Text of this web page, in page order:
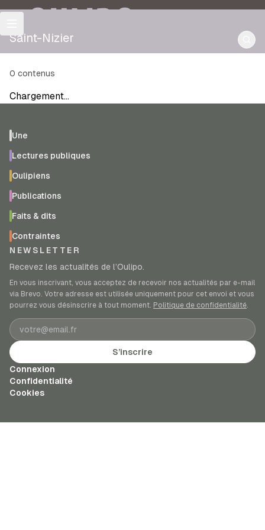
OULIPO
Saint-Nizier
0 contenus
Chargement…
Une
Lectures publiques
Oulipiens
Publications
Faits & dits
Contraintes
NEWSLETTER
Recevez les actualités de l’Oulipo.
En vous inscrivant, vous acceptez de recevoir nos actualités par e-mail
via Brevo. Votre adresse est utilisée uniquement pour cet envoi et vous
pourrez vous désinscrire à tout moment. Politique de confidentialité.
Adresse e-mail
S’inscrire
Connexion
Confidentialité
Cookies